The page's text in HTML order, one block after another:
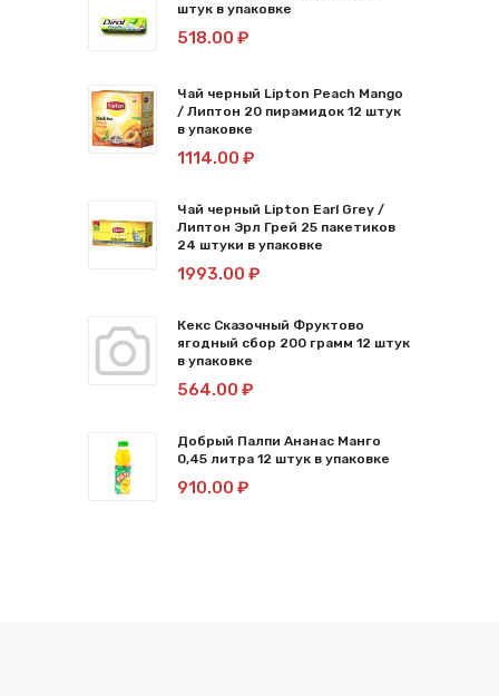
штук в упаковке
518.00 ₽
Чай черный Lipton Peach Mango
/ Липтон 20 пирамидок 12 штук
в упаковке
1114.00 ₽
Чай черный Lipton Earl Grey /
Липтон Эрл Грей 25 пакетиков
24 штуки в упаковке
1993.00 ₽
Кекс Сказочный Фруктово
ягодный сбор 200 грамм 12 штук
в упаковке
564.00 ₽
Добрый Палпи Ананас Манго
0,45 литра 12 штук в упаковке
910.00 ₽